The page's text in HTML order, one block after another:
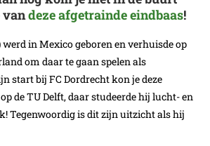
vandeze afgetrainde eindbaas!
werd in Mexico geboren en verhuisde op
om daar te gaan spelen als
start bij FC Dordrecht kon je deze
de TU Delft, daar studeerde hij lucht- en
Tegenwoordig is dit zijn uitzicht als hij